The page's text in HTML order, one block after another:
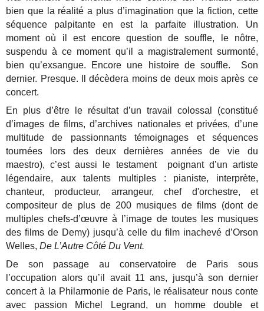
bien que la réalité a plus d’imagination que la fiction, cette
séquence palpitante en est la parfaite illustration. Un
moment où il est encore question de souffle, le nôtre,
suspendu à ce moment qu’il a magistralement surmonté,
bien qu’exsangue. Encore une histoire de souffle. Son
dernier. Presque. Il décèdera moins de deux mois après ce
concert.
En plus d’être le résultat d’un travail colossal (constitué
d’images de films, d’archives nationales et privées, d’une
multitude de passionnants témoignages et séquences
tournées lors des deux dernières années de vie du
maestro), c’est aussi le testament poignant d’un artiste
légendaire, aux talents multiples : pianiste, interprète,
chanteur, producteur, arrangeur, chef d'orchestre, et
compositeur de plus de 200 musiques de films (dont de
multiples chefs-d’œuvre à l’image de toutes les musiques
des films de Demy) jusqu’à celle du film inachevé d’Orson
Welles,De L’Autre Côté Du Vent.
De son passage au conservatoire de Paris sous
l’occupation alors qu’il avait 11 ans, jusqu’à son dernier
concert à la Philarmonie de Paris, le réalisateur nous conte
avec passion Michel Legrand, un homme double et